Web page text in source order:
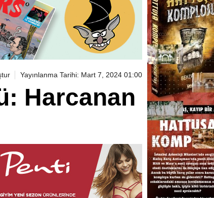
Yayınlanma Tarihi: Mart 7, 2024 01:00
Harcanan